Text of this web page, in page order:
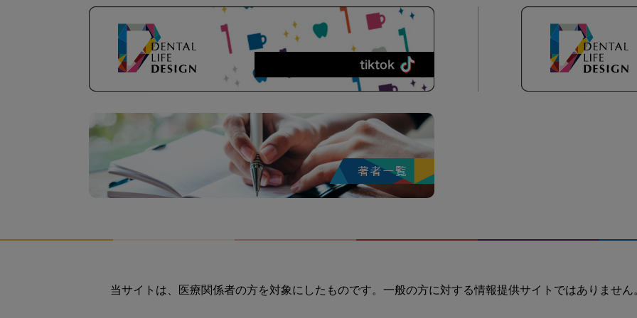
当サイトは、医療関係者の方を対象にしたものです。一般の方に対する情報提供サイトではありません